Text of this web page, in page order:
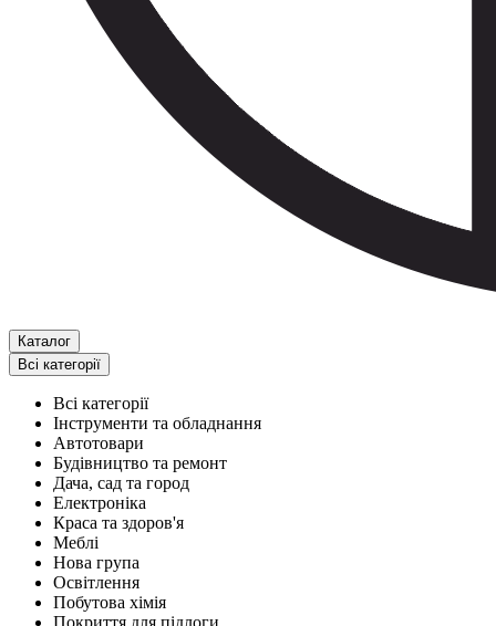
Каталог
Всі категорії
Всі категорії
Інструменти та обладнання
Автотовари
Будівництво та ремонт
Дача, сад та город
Електроніка
Краса та здоров'я
Меблі
Нова група
Освітлення
Побутова хімія
Покриття для підлоги